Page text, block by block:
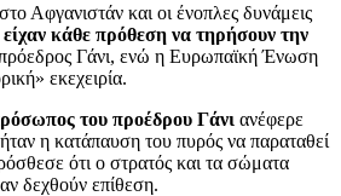
Αφγανιστάν και οι ένοπλες δυνάμεις
είχαν κάθε πρόθεση να τηρήσουν την
Γάνι, ενώ η Ευρωπαϊκή Ένωση
εκεχειρία.
του προέδρου Γάνι ανέφερε
η κατάπαυση του πυρός να παραταθεί
ότι ο στρατός και τα σώματα
δεχθούν επίθεση.